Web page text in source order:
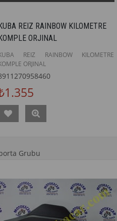
REIZ RAINBOW KILOMETRE
ORJINAL
REIZ RAINBOW KILOMETRE
ORJINAL
Grubu